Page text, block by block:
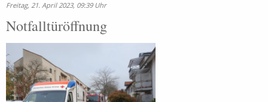
Freitag, 21. April 2023, 09:39 Uhr
Notfalltüröffnung